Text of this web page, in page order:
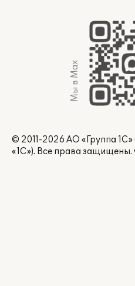
Мы в Max
© 2011-2026 АО «Группа
«1С»). Все права защищены.